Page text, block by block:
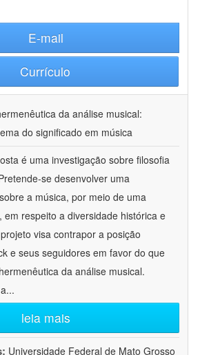
E-mail
Currículo
da análise musical:
do significado em música
é uma investigação sobre filosofia
se desenvolver uma
a música, por meio de uma
em respeito a diversidade histórica e
visa contrapor a posição
e seus seguidores em favor do que
da análise musical.
...
leia mais
Universidade Federal de Mato Grosso